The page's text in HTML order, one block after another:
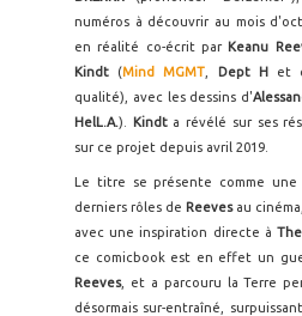
numéros à découvrir au mois
en réalité co-écrit par Keanu
Kindt (Mind MGMT Dept Het
qualité), avec les dessins d'
HelL.A.). Kindt a révélé sur ses
sur ce projet depuis avril 2019.
Le titre se présente comme une
derniers rôles de Reeves au cinéma,
avec une inspiration directe à
ce comicbook est en effet un
Reeves, et a parcouru la Terre
désormais sur-entraîné,